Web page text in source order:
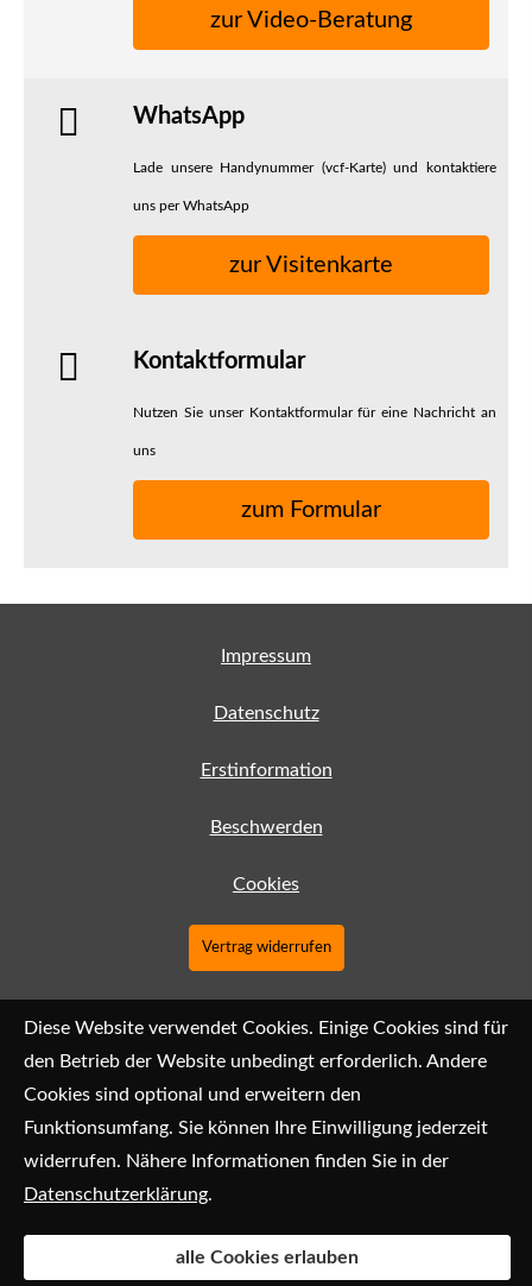
zur Video-Beratung
WhatsApp
Lade unsere Handynummer (vcf-Karte) und kontaktiere
uns per WhatsApp
zur Visitenkarte
Kontaktformular
Nutzen Sie unser Kontaktformular für eine Nachricht an
uns
zum Formular
Impressum
Datenschutz
Erstinformation
Beschwerden
Cookies
Vertrag widerrufen
Diese Website verwendet Cookies. Einige Cookies sind für
den Betrieb der Website unbedingt erforderlich. Andere
Cookies sind optional und erweitern den
Funktionsumfang. Sie können Ihre Einwilligung jederzeit
widerrufen. Nähere Informationen finden Sie in der
Datenschutzerklärung.
alle Cookies erlauben